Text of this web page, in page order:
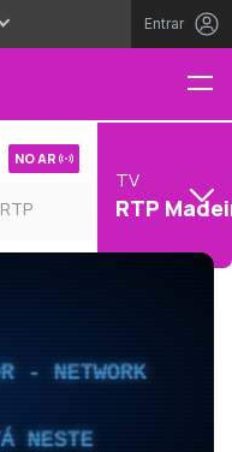
Entrar
NO AR
TV
RTP
- NETWORK
NESTE